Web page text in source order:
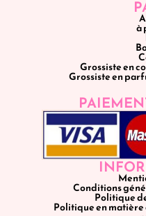
à
Grossiste en
Grossiste en
Conditions
Politique
Politique en